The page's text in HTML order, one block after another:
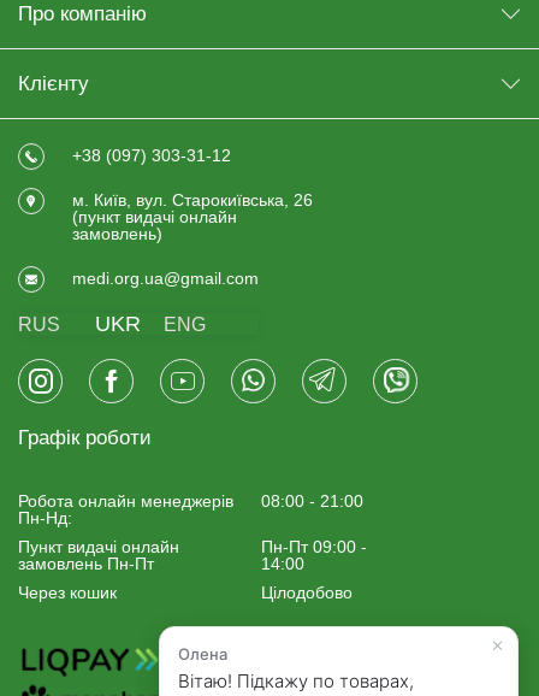
Про компанію
Клієнту
+38 (097) 303-31-12
м. Київ, вул. Старокиївська, 26
(пункт видачi онлайн
замовлень)
medi.org.ua@gmail.com
RUS UKR ENG
Графік роботи
Робота онлайн менеджерiв
Пн-Нд:
08:00 - 21:00
Пункт видачі онлайн
замовлень Пн-Пт
Пн-Пт 09:00 -
14:00
Через кошик
Цілодобово
×
Олена
Вітаю! Підкажу по товарах,